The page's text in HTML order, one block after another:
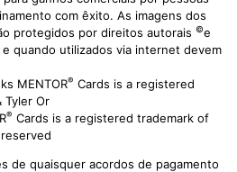
com êxito. As imagens dos
protegidos por direitos autorais ©e
e quando utilizados via internet devem
MENTOR® Cards is a registered
Tyler Or
® Cards is a registered trademark of
de quaisquer acordos de pagamento